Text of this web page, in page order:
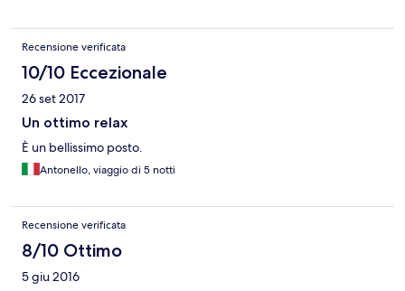
Recensione verificata
10/10 Eccezionale
26 set 2017
Un ottimo relax
È un bellissimo posto.
Antonello, viaggio di 5 notti
Recensione verificata
8/10 Ottimo
5 giu 2016